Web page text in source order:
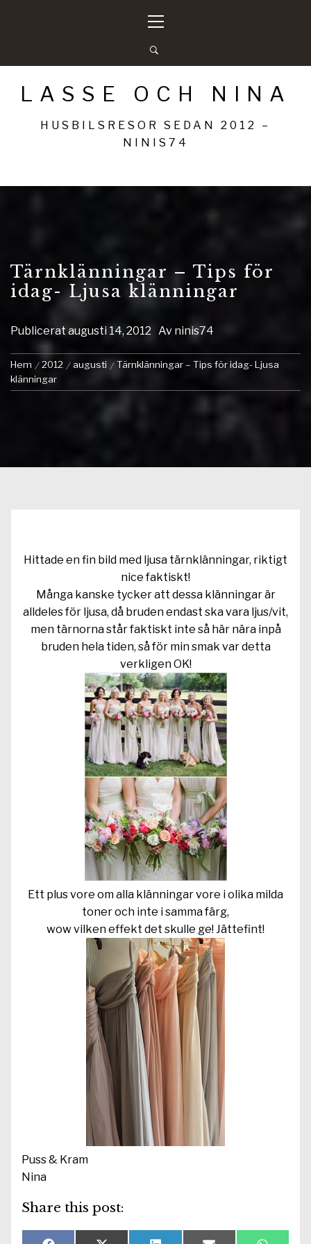
meny
LASSE OCH NINA
HUSBILSRESOR SEDAN 2012 –
NINIS74
Tärnklänningar – Tips för
idag- Ljusa klänningar
Publicerat augusti 14, 2012 Av ninis74
Hem 2012 augusti
Tärnklänningar – Tips för idag- Ljusa
klänningar
Hittade en fin bild med ljusa tärnklänningar, riktigt
nice faktiskt!
Många kanske tycker att dessa klänningar är
alldeles för ljusa, då bruden endast ska vara ljus/vit,
men tärnorna står faktiskt inte så här nära inpå
bruden hela tiden, så för min smak var detta
verkligen OK!
Ett plus vore om alla klänningar vore i olika milda
toner och inte i samma färg,
wow vilken effekt det skulle ge! Jättefint!
Puss & Kram
Nina
Share this post: